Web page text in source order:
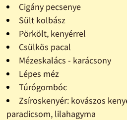
Cigány pecsenye
Sült kolbász
Pörkölt, kenyérrel
Csülkös pacal
Mézeskalács - karácsony
Lépes méz
Túrógombóc
Zsíroskenyér: kovászos
paradicsom, lilahagyma